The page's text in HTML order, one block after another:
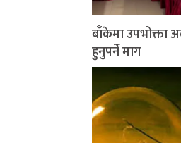
बाँकेमा उपभोक्ता
हुनुपर्ने माग